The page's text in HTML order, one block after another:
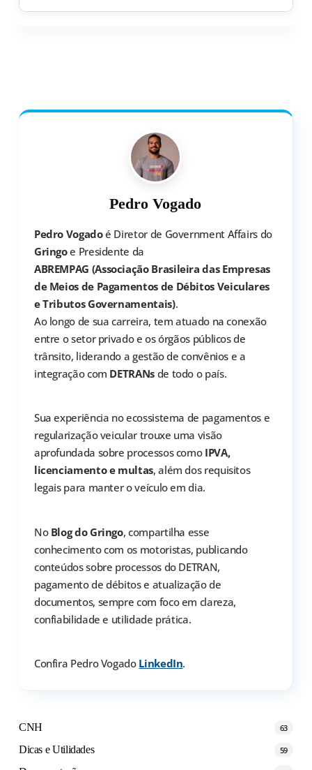
Pedro Vogado
Pedro Vogadoé Diretor de Government Affairs do
Gringoe Presidente da
ABREMPAG (Associação Brasileira das Empresas
de Meios de Pagamentos de Débitos Veiculares
e Tributos Governamentais).
Ao longo de sua carreira, tem atuado na conexão
entre o setor privado e os órgãos públicos de
trânsito, liderando a gestão de convênios e a
integração com DETRANsde todo o país.
Sua experiência no ecossistema de pagamentos e
regularização veicular trouxe uma visão
aprofundada sobre processos como IPVA,
licenciamento e multas, além dos requisitos
legais para manter o veículo em dia.
No Blog do Gringo, compartilha esse
conhecimento com os motoristas, publicando
conteúdos sobre processos do DETRAN,
pagamento de débitos e atualização de
documentos, sempre com foco em clareza,
confiabilidade e utilidade prática.
Confira Pedro Vogado LinkedIn.
CNH 63
Dicas e Utilidades 59